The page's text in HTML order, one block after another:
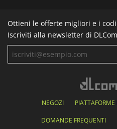
Ottieni le offerte migliori e i
Iscriviti alla newsletter di
NEGOZI
DOMANDE FREQUENTI